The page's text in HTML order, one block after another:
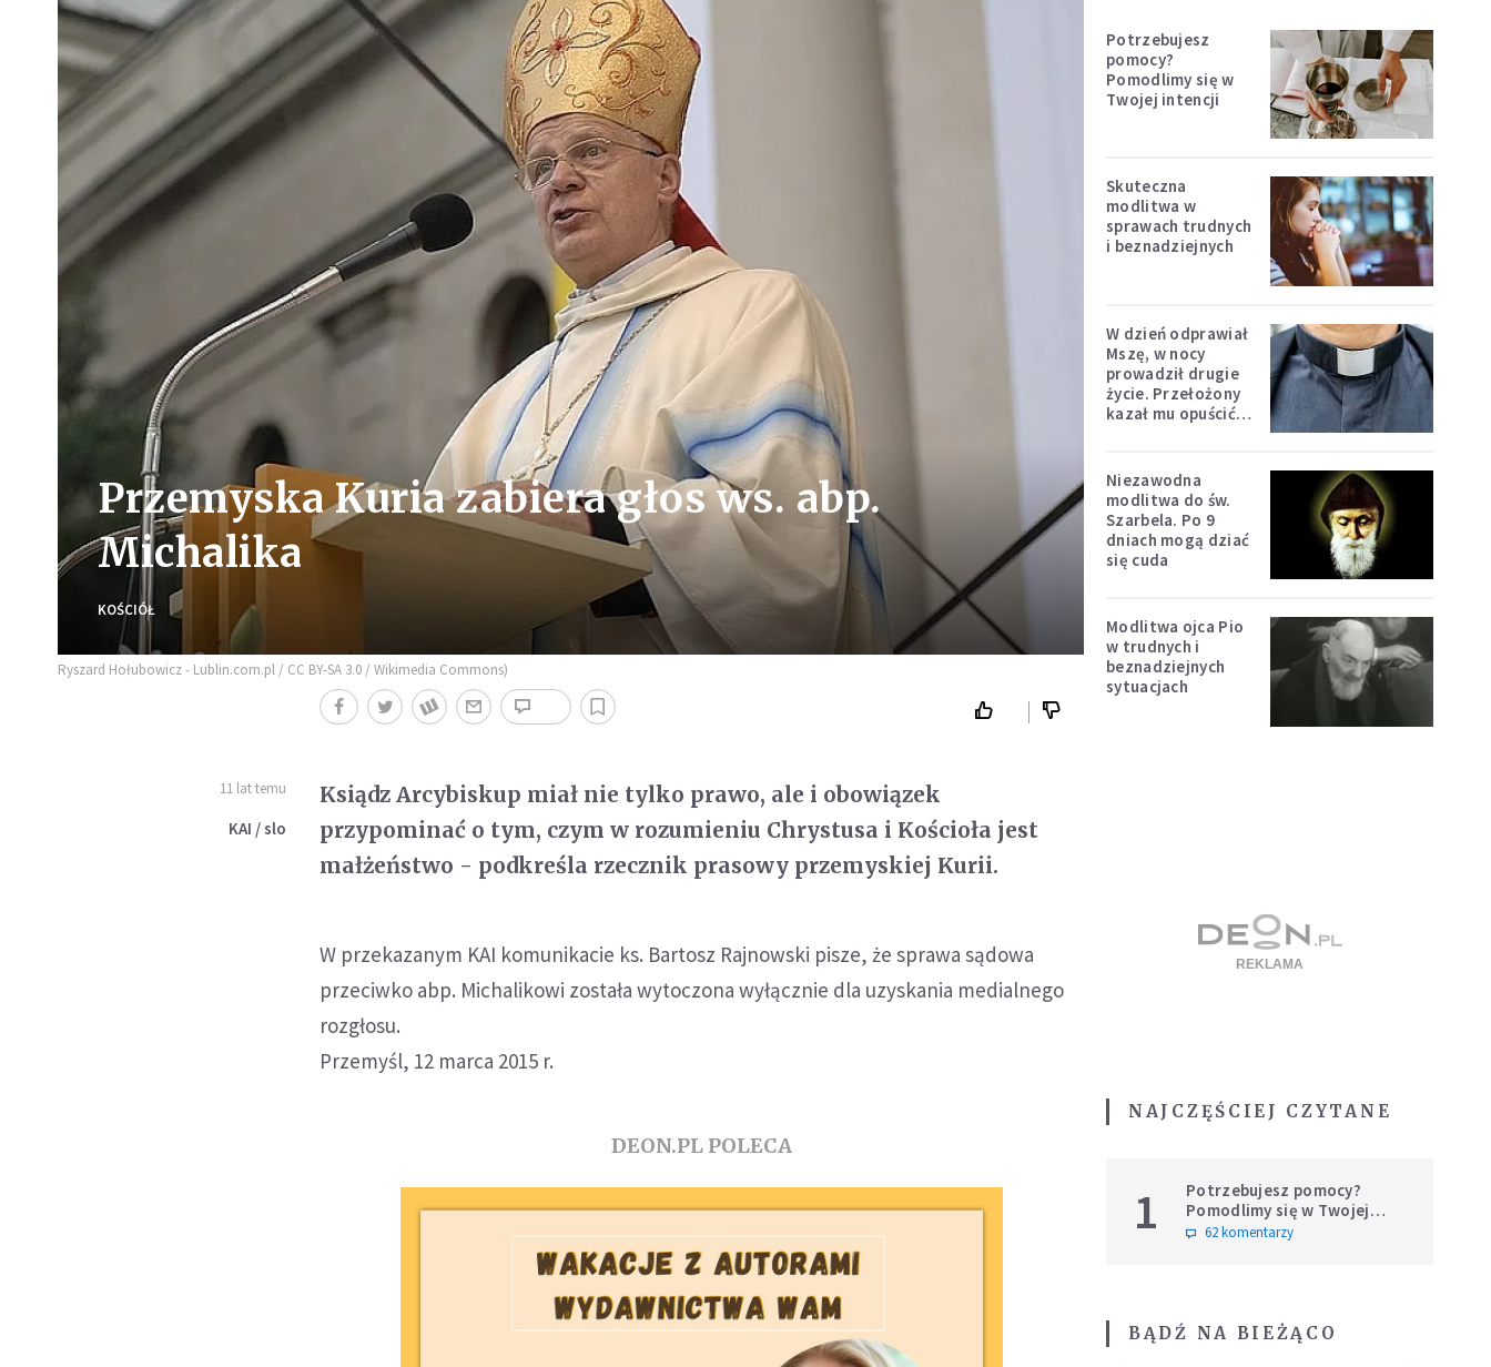
Przemyska Kuria zabiera głos ws. abp.
Michalika
KOŚCIÓŁ
Ryszard Hołubowicz - Lublin.com.pl / CC BY-SA 3.0 / Wikimedia Commons)
11 lat temu
KAI / slo
Ksiądz Arcybiskup miał nie tylko prawo, ale i obowiązek
przypominać o tym, czym w rozumieniu Chrystusa i Kościoła jest
małżeństwo - podkreśla rzecznik prasowy przemyskiej Kurii.
W przekazanym KAI komunikacie ks. Bartosz Rajnowski pisze, że sprawa sądowa
przeciwko abp. Michalikowi została wytoczona wyłącznie dla uzyskania medialnego
rozgłosu.
Przemyśl, 12 marca 2015 r.
DEON.PL POLECA
Potrzebujesz
pomocy?
Pomodlimy się w
Twojej intencji
Skuteczna
modlitwa w
sprawach trudnych
i beznadziejnych
W dzień odprawiał
Mszę, w nocy
prowadził drugie
życie. Przełożony
kazał mu opuścić
Niezawodna
modlitwa do św.
Szarbela. Po 9
dniach mogą dziać
się cuda
Modlitwa ojca Pio
w trudnych i
beznadziejnych
sytuacjach
NAJCZĘŚCIEJ CZYTANE
1
Potrzebujesz pomocy?
Pomodlimy się w Twojej
intencji
62 komentarzy
BĄDŹ NA BIEŻĄCO